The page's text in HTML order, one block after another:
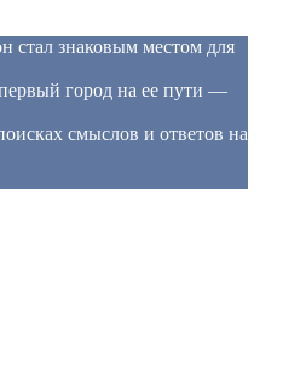
знаковым местом для
город на ее пути —
смыслов и ответов на